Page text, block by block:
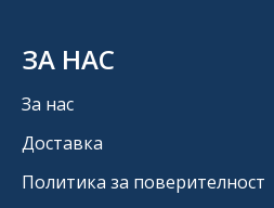
ЗА НАС
За нас
Доставка
Политика за поверителност